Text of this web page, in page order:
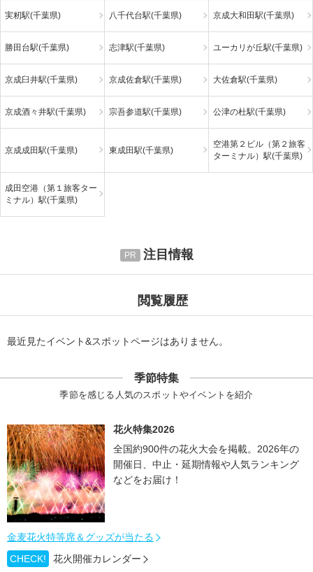
実籾駅(千葉県) 八千代台駅(千葉県) 京成大和田駅(千葉県)
勝田台駅(千葉県) 志津駅(千葉県) ユーカリが丘駅(千葉県)
京成臼井駅(千葉県) 京成佐倉駅(千葉県) 大佐倉駅(千葉県)
京成酒々井駅(千葉県) 宗吾参道駅(千葉県) 公津の杜駅(千葉県)
京成成田駅(千葉県) 東成田駅(千葉県)
空港第２ビル（第２旅客
ターミナル）駅(千葉県)
成田空港（第１旅客ター
ミナル）駅(千葉県)
注目情報
閲覧履歴
最近見たイベント&スポットページはありません。
季節特集
季節を感じる人気のスポットやイベントを紹介
花火特集2026
全国約900件の花火大会を掲載。2026年の
開催日、中止・延期情報や人気ランキング
などをお届け！
金麦花火特等席＆グッズが当たる
CHECK!
花火開催カレンダー